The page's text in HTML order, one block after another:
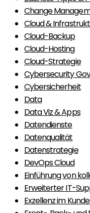
Change
Cloud &
Cloud-Backup
Cloud-Hosting
Cloud-Strategie
Cybersecurity
Cybersicherheit
Data
Data Viz & Apps
Datendienste
Datenqualität
Datenstrategie
DevOps Cloud
Einführung von
Erweiterter IT-
Exzellenz im